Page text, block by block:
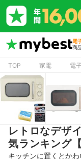
電
商
TOP 家電 電
レトロなデザ
気ランキング
キッチンに置くとか